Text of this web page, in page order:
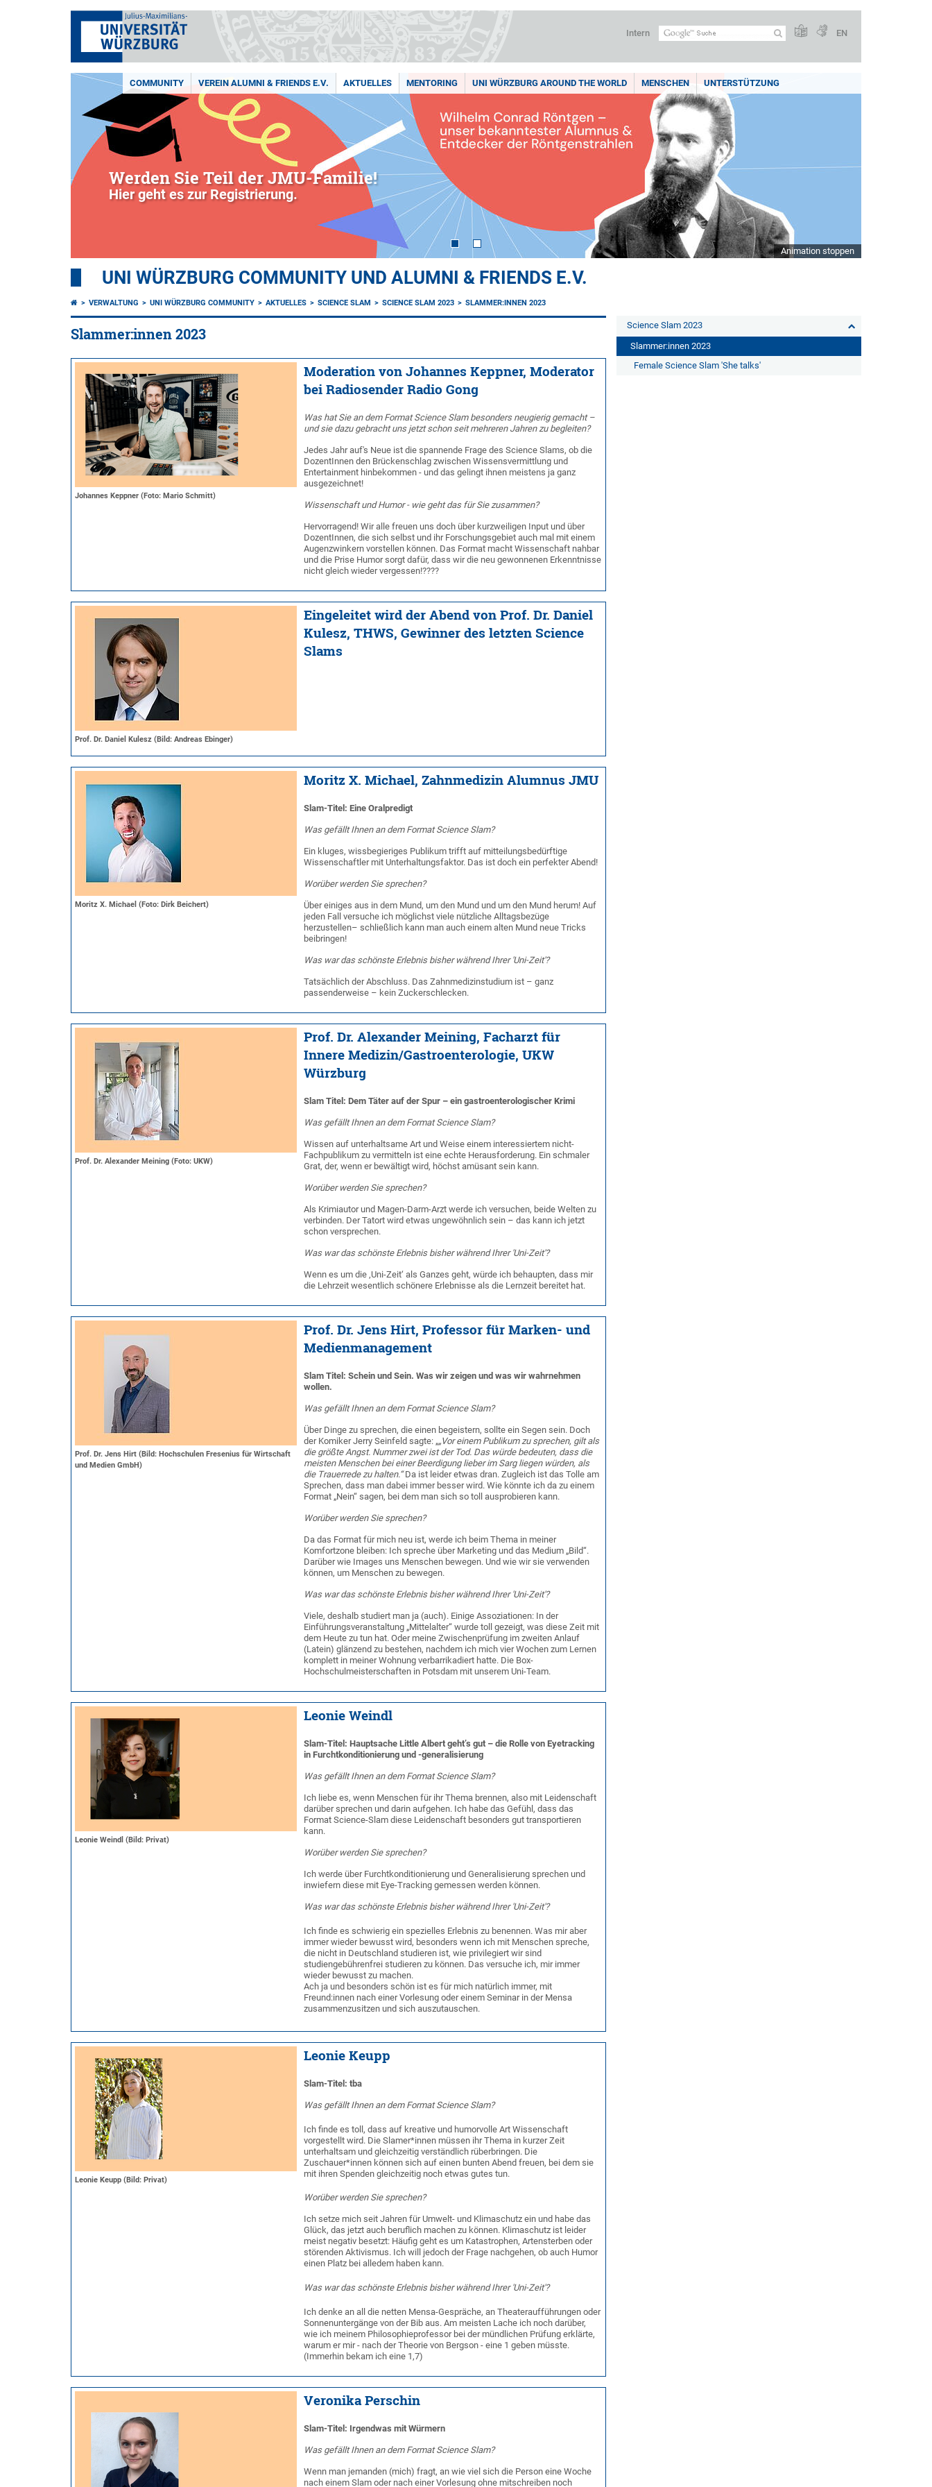
Intern EN
COMMUNITY VEREIN ALUMNI & FRIENDS E.V. AKTUELLES MENTORING UNI WÜRZBURG AROUND THE WORLD MENSCHEN UNTERSTÜTZUNG
Werden Sie Teil der JMU-Familie!
Hier geht es zur Registrierung.
Animation stoppen
UNI WÜRZBURG COMMUNITY UND ALUMNI & FRIENDS E.V.
VERWALTUNG UNI WÜRZBURG COMMUNITY AKTUELLES SCIENCE SLAM SCIENCE SLAM 2023 SLAMMER:INNEN 2023
Slammer:innen 2023
Johannes Keppner (Foto: Mario Schmitt)
Moderation von Johannes Keppner, Moderator
bei Radiosender Radio Gong
Was hat Sie an dem Format Science Slam besonders neugierig gemacht –
und sie dazu gebracht uns jetzt schon seit mehreren Jahren zu begleiten?
Jedes Jahr auf's Neue ist die spannende Frage des Science Slams, ob die
DozentInnen den Brückenschlag zwischen Wissensvermittlung und
Entertainment hinbekommen - und das gelingt ihnen meistens ja ganz
ausgezeichnet!
Wissenschaft und Humor - wie geht das für Sie zusammen?
Hervorragend! Wir alle freuen uns doch über kurzweiligen Input und über
DozentInnen, die sich selbst und ihr Forschungsgebiet auch mal mit einem
Augenzwinkern vorstellen können. Das Format macht Wissenschaft nahbar
und die Prise Humor sorgt dafür, dass wir die neu gewonnenen Erkenntnisse
nicht gleich wieder vergessen!????
Prof. Dr. Daniel Kulesz (Bild: Andreas Ebinger)
Eingeleitet wird der Abend von Prof. Dr. Daniel
Kulesz, THWS, Gewinner des letzten Science
Slams
Moritz X. Michael (Foto: Dirk Beichert)
Moritz X. Michael, Zahnmedizin Alumnus JMU
Slam-Titel: Eine Oralpredigt
Was gefällt Ihnen an dem Format Science Slam?
Ein kluges, wissbegieriges Publikum trifft auf mitteilungsbedürftige
Wissenschaftler mit Unterhaltungsfaktor. Das ist doch ein perfekter Abend!
Worüber werden Sie sprechen?
Über einiges aus in dem Mund, um den Mund und um den Mund herum! Auf
jeden Fall versuche ich möglichst viele nützliche Alltagsbezüge
herzustellen– schließlich kann man auch einem alten Mund neue Tricks
beibringen!
Was war das schönste Erlebnis bisher während Ihrer 'Uni-Zeit'?
Tatsächlich der Abschluss. Das Zahnmedizinstudium ist – ganz
passenderweise – kein Zuckerschlecken.
Prof. Dr. Alexander Meining (Foto: UKW)
Prof. Dr. Alexander Meining, Facharzt für
Innere Medizin/Gastroenterologie, UKW
Würzburg
Slam Titel: Dem Täter auf der Spur – ein gastroenterologischer Krimi
Was gefällt Ihnen an dem Format Science Slam?
Wissen auf unterhaltsame Art und Weise einem interessiertem nicht-
Fachpublikum zu vermitteln ist eine echte Herausforderung. Ein schmaler
Grat, der, wenn er bewältigt wird, höchst amüsant sein kann.
Worüber werden Sie sprechen?
Als Krimiautor und Magen-Darm-Arzt werde ich versuchen, beide Welten zu
verbinden. Der Tatort wird etwas ungewöhnlich sein – das kann ich jetzt
schon versprechen.
Was war das schönste Erlebnis bisher während Ihrer 'Uni-Zeit'?
Wenn es um die ‚Uni-Zeit‘ als Ganzes geht, würde ich behaupten, dass mir
die Lehrzeit wesentlich schönere Erlebnisse als die Lernzeit bereitet hat.
Prof. Dr. Jens Hirt (Bild: Hochschulen Fresenius für Wirtschaft
und Medien GmbH)
Prof. Dr. Jens Hirt, Professor für Marken- und
Medienmanagement
Slam Titel: Schein und Sein. Was wir zeigen und was wir wahrnehmen
wollen.
Was gefällt Ihnen an dem Format Science Slam?
Über Dinge zu sprechen, die einen begeistern, sollte ein Segen sein. Doch
der Komiker Jerry Seinfeld sagte: „„Vor einem Publikum zu sprechen, gilt als
die größte Angst. Nummer zwei ist der Tod. Das würde bedeuten, dass die
meisten Menschen bei einer Beerdigung lieber im Sarg liegen würden, als
die Trauerrede zu halten.“Da ist leider etwas dran. Zugleich ist das Tolle am
Sprechen, dass man dabei immer besser wird. Wie könnte ich da zu einem
Format „Nein“ sagen, bei dem man sich so toll ausprobieren kann.
Worüber werden Sie sprechen?
Da das Format für mich neu ist, werde ich beim Thema in meiner
Komfortzone bleiben: Ich spreche über Marketing und das Medium „Bild“.
Darüber wie Images uns Menschen bewegen. Und wie wir sie verwenden
können, um Menschen zu bewegen.
Was war das schönste Erlebnis bisher während Ihrer 'Uni-Zeit'?
Viele, deshalb studiert man ja (auch). Einige Assoziationen: In der
Einführungsveranstaltung „Mittelalter“ wurde toll gezeigt, was diese Zeit mit
dem Heute zu tun hat. Oder meine Zwischenprüfung im zweiten Anlauf
(Latein) glänzend zu bestehen, nachdem ich mich vier Wochen zum Lernen
komplett in meiner Wohnung verbarrikadiert hatte. Die Box-
Hochschulmeisterschaften in Potsdam mit unserem Uni-Team.
Leonie Weindl (Bild: Privat)
Leonie Weindl
Slam-Titel: Hauptsache Little Albert geht’s gut – die Rolle von Eyetracking
in Furchtkonditionierung und -generalisierung
Was gefällt Ihnen an dem Format Science Slam?
Ich liebe es, wenn Menschen für ihr Thema brennen, also mit Leidenschaft
darüber sprechen und darin aufgehen. Ich habe das Gefühl, dass das
Format Science-Slam diese Leidenschaft besonders gut transportieren
kann.
Worüber werden Sie sprechen?
Ich werde über Furchtkonditionierung und Generalisierung sprechen und
inwiefern diese mit Eye-Tracking gemessen werden können.
Was war das schönste Erlebnis bisher während Ihrer 'Uni-Zeit'?
Ich finde es schwierig ein spezielles Erlebnis zu benennen. Was mir aber
immer wieder bewusst wird, besonders wenn ich mit Menschen spreche,
die nicht in Deutschland studieren ist, wie privilegiert wir sind
studiengebührenfrei studieren zu können. Das versuche ich, mir immer
wieder bewusst zu machen.
Ach ja und besonders schön ist es für mich natürlich immer, mit
Freund:innen nach einer Vorlesung oder einem Seminar in der Mensa
zusammenzusitzen und sich auszutauschen.
Leonie Keupp (Bild: Privat)
Leonie Keupp
Slam-Titel: tba
Was gefällt Ihnen an dem Format Science Slam?
Ich finde es toll, dass auf kreative und humorvolle Art Wissenschaft
vorgestellt wird. Die Slamer*innen müssen ihr Thema in kurzer Zeit
unterhaltsam und gleichzeitig verständlich rüberbringen. Die
Zuschauer*innen können sich auf einen bunten Abend freuen, bei dem sie
mit ihren Spenden gleichzeitig noch etwas gutes tun.
Worüber werden Sie sprechen?
Ich setze mich seit Jahren für Umwelt- und Klimaschutz ein und habe das
Glück, das jetzt auch beruflich machen zu können. Klimaschutz ist leider
meist negativ besetzt: Häufig geht es um Katastrophen, Artensterben oder
störenden Aktivismus. Ich will jedoch der Frage nachgehen, ob auch Humor
einen Platz bei alledem haben kann.
Was war das schönste Erlebnis bisher während Ihrer 'Uni-Zeit'?
Ich denke an all die netten Mensa-Gespräche, an Theateraufführungen oder
Sonnenuntergänge von der Bib aus. Am meisten Lache ich noch darüber,
wie ich meinem Philosophieprofessor bei der mündlichen Prüfung erklärte,
warum er mir - nach der Theorie von Bergson - eine 1 geben müsste.
(Immerhin bekam ich eine 1,7)
Veronika Perschin
Slam-Titel: Irgendwas mit Würmern
Was gefällt Ihnen an dem Format Science Slam?
Wenn man jemanden (mich) fragt, an wie viel sich die Person eine Woche
nach einem Slam oder nach einer Vorlesung ohne mitschreiben noch
Science Slam 2023
Slammer:innen 2023
Female Science Slam 'She talks'